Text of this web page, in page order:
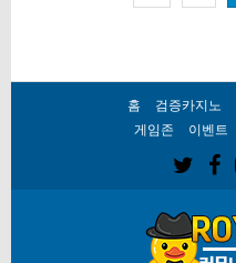
홈 검증카지노
게임존
이벤트